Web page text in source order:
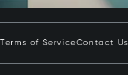
Terms of ServiceContact Us